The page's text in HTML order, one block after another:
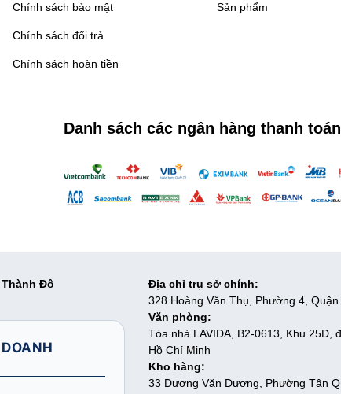
Chính sách bảo mật
Chính sách đổi trả
Chính sách hoàn tiền
Sản phẩm
Danh sách các ngân hàng thanh
Đô
Địa chỉ trụ sở chính:
328 Hoàng Văn Thụ, Phường 4,
Văn phòng:
Tòa nhà LAVIDA, B2-0613, Khu 25D,
Hồ Chí Minh
Kho hàng:
33 Dương Văn Dương, Phường Tân